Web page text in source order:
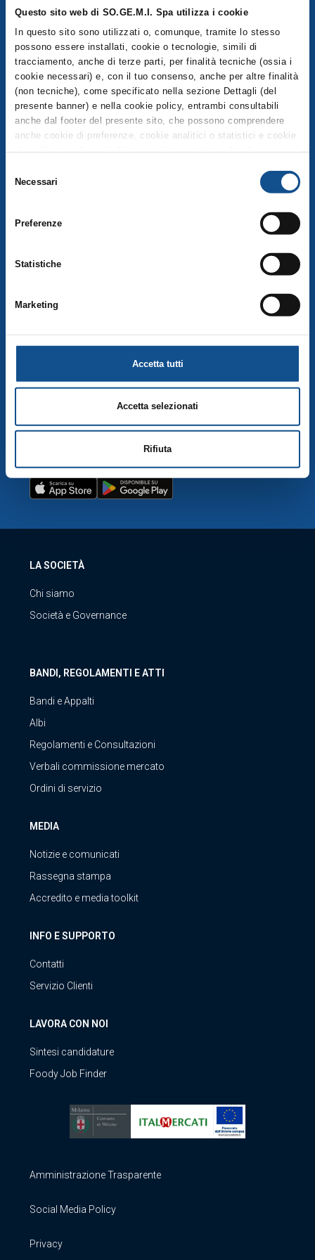
Questo sito web di SO.GE.M.I. Spa utilizza i cookie
In questo sito sono utilizzati o, comunque, tramite lo stesso
possono essere installati, cookie o tecnologie, simili di
tracciamento, anche di terze parti, per finalità tecniche (ossia i
cookie necessari) e, con il tuo consenso, anche per altre finalità
(non tecniche), come specificato nella sezione Dettagli (del
presente banner) e nella cookie policy, entrambi consultabili
anche dal footer del presente sito, che possono comprendere
anche cookie di preferenze, cookie analitici o statistici e cookie
di profilazione (questi ultimi sono denominati anche di
consenso, in qualsiasi momento, cliccando su Accetta i
selezionati. Puoi acconsentire all’utilizzo di tali tecnologie
informativa e/o utilizzando il tasto “Rifiuta i cookie non tecnici”,
continui la navigazione senza accettare i cookie non tecnici e
verranno installati solamente i cookie tecnici. Per quanto
riguarda ulteriori informazioni previste dall’art. 13 del
sezione Dettagli (accessibile anche dal footer del sito, tramite
apposito tasto funzionale alla scelta delle “Impostazioni dei
delNecessari
Preferenze
Statistiche
Marketing
Accetta tutti
Accetta selezionati
Rifiuta
COMPRENSORIO
Esplora la mappa del Comprensorio
Operatori
Servizi
MERCATO PUBBLICO
MERCATO ALIMENTARE
Mercato Ittico Milano
Mercato Fiori
LA SOCIETÀ
Chi siamo
Società e Governance
BANDI, REGOLAMENTI E ATTI
Bandi e Appalti
Albi
Regolamenti e Consultazioni
Verbali commissione mercato
Ordini di servizio
MEDIA
Notizie e comunicati
Rassegna stampa
Accredito e media toolkit
INFO E SUPPORTO
Contatti
Servizio Clienti
LAVORA CON NOI
Sintesi candidature
Foody Job Finder
Amministrazione Trasparente
Social Media Policy
Privacy